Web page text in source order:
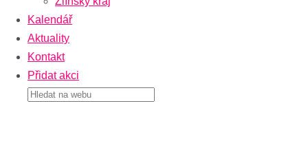
Kalendář
Aktuality
Kontakt
Přidat akci